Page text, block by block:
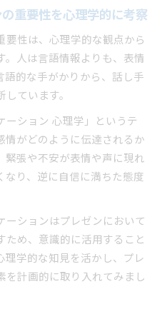
重要性を心理学的に考察
要性は、心理学的な観点から
。人は言語情報よりも、表情
語的な手がかりから、話し手
ています。
ーション 心理学」というテ
情がどのように伝達されるか
緊張や不安が表情や声に現れ
なり、逆に自信に満ちた態度
ーションはプレゼンにおいて
ため、意識的に活用すること
理学的な知見を活かし、プレ
を計画的に取り入れてみまし